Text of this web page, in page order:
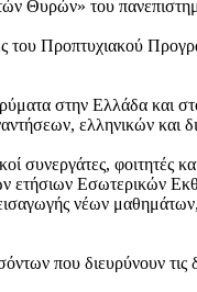
Θυρών» του
του Προπτυχιακού
στην Ελλάδα και
ελληνικών και
συνεργάτες, φοιτητές
ετήσιων
νέων
που διευρύνουν